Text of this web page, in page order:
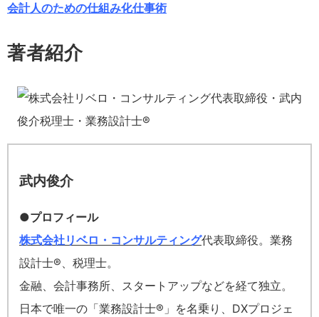
会計人のための仕組み化仕事術
著者紹介
武内俊介
●プロフィール
株式会社リベロ・コンサルティング代表取締役。業務
設計士®、税理士。
金融、会計事務所、スタートアップなどを経て独立。
日本で唯一の「業務設計士®」を名乗り、DXプロジェ